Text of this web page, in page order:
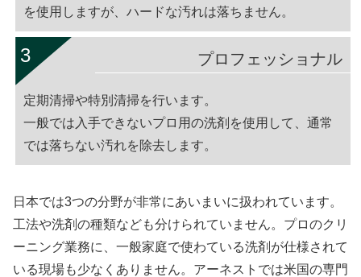
を使用しますが、ハードな汚れは落ちません。
プロフェッショナル
定期清掃や特別清掃を行います。
一般では入手できないプロ用の洗剤を使用して、通常
では落ちない汚れを除去します。
日本では3つの分野が非常にあいまいに扱われています。
工法や洗剤の種類なども分けられていません。プロのクリ
ーニング業務に、一般家庭で使わている洗剤が仕様されて
いる現場も少なくありません。アーネストでは米国の専門